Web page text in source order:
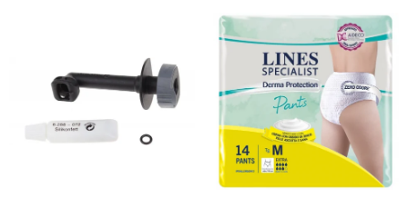
Scule electrice si unelte
Silicon, spume si solutii tehnice
Sisteme Incalzire
Textile si covoare